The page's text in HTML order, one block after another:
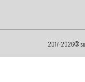
2017-2026©